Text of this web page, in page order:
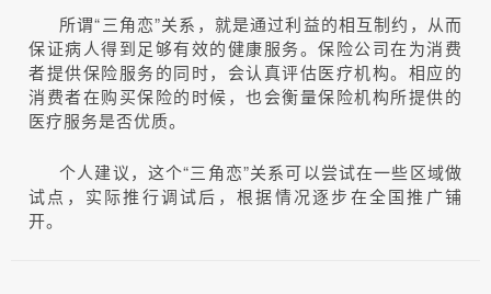
所谓“三角恋”关系，就是通过利益的相互制约，从而
保证病人得到足够有效的健康服务。保险公司在为消费
者提供保险服务的同时，会认真评估医疗机构。相应的
消费者在购买保险的时候，也会衡量保险机构所提供的
医疗服务是否优质。
个人建议，这个“三角恋”关系可以尝试在一些区域做
试点，实际推行调试后，根据情况逐步在全国推广铺
开。